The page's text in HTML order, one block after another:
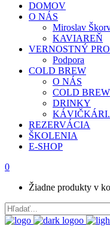
DOMOV
O NÁS
Miroslav
KAVIAREŇ
VERNOSTNÝ
Podpora
COLD BREW
O NÁS
COLD BREW
DRINKY
REZERVÁCIA
ŠKOLENIA
E-SHOP
0
Žiadne produkty v